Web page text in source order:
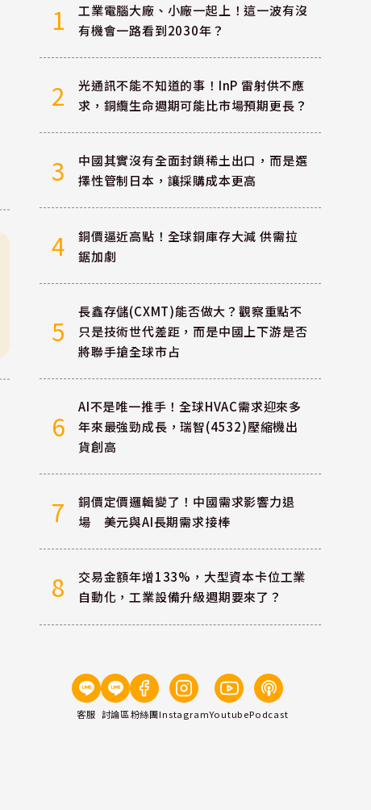
1
工業電腦大廠、小廠一起上！這一波有沒
有機會一路看到2030年？
2
光通訊不能不知道的事！InP 雷射供不應
求，銅纜生命週期可能比市場預期更長？
3
中國其實沒有全面封鎖稀土出口，而是選
擇性管制日本，讓採購成本更高
4
銅價逼近高點！全球銅庫存大減 供需拉
鋸加劇
5
長鑫存儲(CXMT)能否做大？觀察重點不
只是技術世代差距，而是中國上下游是否
將聯手搶全球市占
6
AI不是唯一推手！全球HVAC需求迎來多
年來最強勁成長，瑞智(4532)壓縮機出
貨創高
7
銅價定價邏輯變了！中國需求影響力退
場 美元與AI長期需求接棒
8
交易金額年增133%，大型資本卡位工業
自動化，工業設備升級週期要來了？
客服 討論區粉絲團InstagramYoutubePodcast